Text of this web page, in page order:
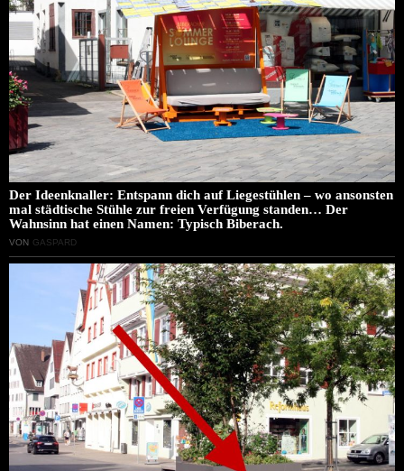
Der Ideenknaller: Entspann dich auf Liegestühlen – wo ansonsten
mal städtische Stühle zur freien Verfügung standen… Der
Wahnsinn hat einen Namen: Typisch Biberach.
VON GASPARD